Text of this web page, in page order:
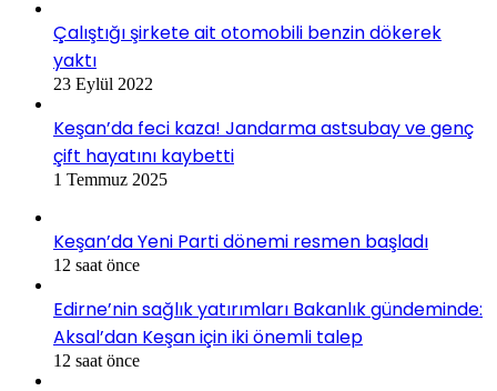
Çalıştığı şirkete ait otomobili benzin dökerek
yaktı
23 Eylül 2022
Keşan’da feci kaza! Jandarma astsubay ve genç
çift hayatını kaybetti
1 Temmuz 2025
Keşan’da Yeni Parti dönemi resmen başladı
12 saat önce
Edirne’nin sağlık yatırımları Bakanlık gündeminde:
Aksal’dan Keşan için iki önemli talep
12 saat önce